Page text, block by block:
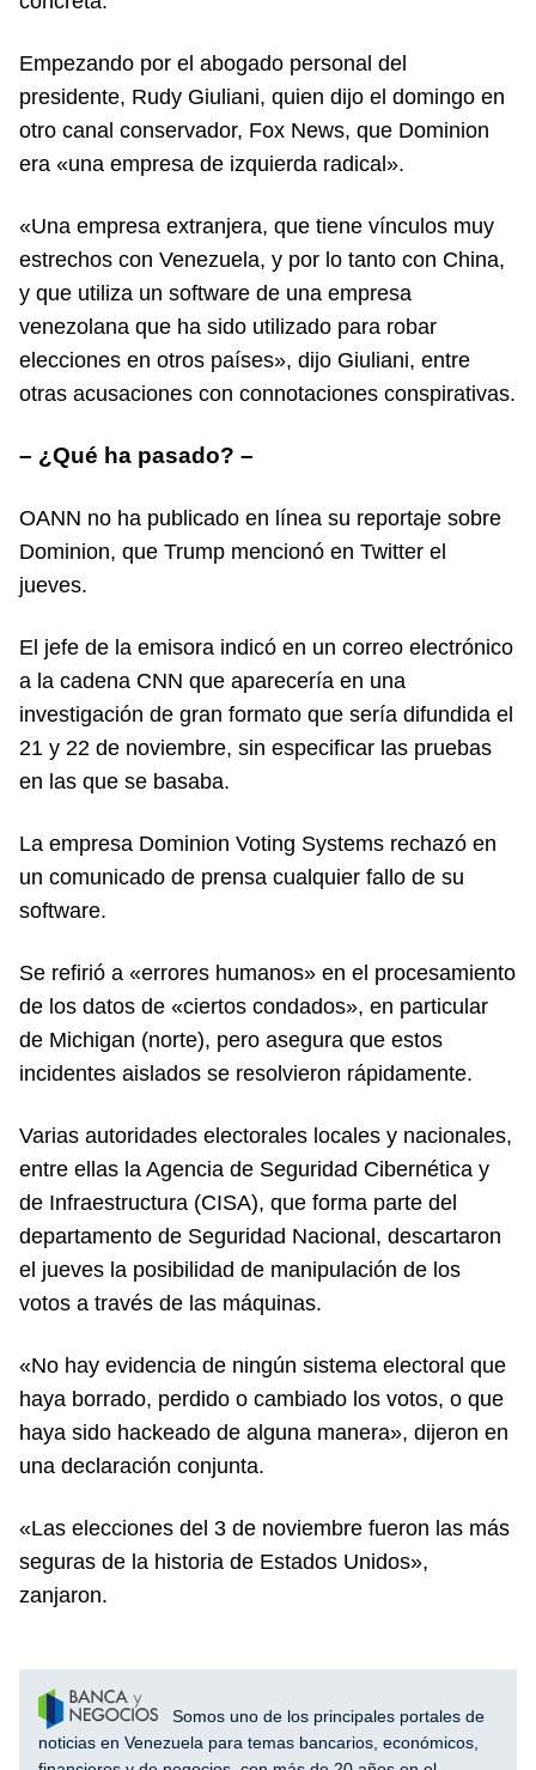
Empezando por el abogado personal del
presidente, Rudy Giuliani, quien dijo el domingo en
otro canal conservador, Fox News, que Dominion
era «una empresa de izquierda radical».
«Una empresa extranjera, que tiene vínculos muy
estrechos con Venezuela, y por lo tanto con China,
y que utiliza un software de una empresa
venezolana que ha sido utilizado para robar
elecciones en otros países», dijo Giuliani, entre
otras acusaciones con connotaciones conspirativas.
– ¿Qué ha pasado? –
OANN no ha publicado en línea su reportaje sobre
Dominion, que Trump mencionó en Twitter el
jueves.
El jefe de la emisora indicó en un correo electrónico
a la cadena CNN que aparecería en una
investigación de gran formato que sería difundida el
21 y 22 de noviembre, sin especificar las pruebas
en las que se basaba.
La empresa Dominion Voting Systems rechazó en
un comunicado de prensa cualquier fallo de su
software.
Se refirió a «errores humanos» en el procesamiento
de los datos de «ciertos condados», en particular
de Michigan (norte), pero asegura que estos
incidentes aislados se resolvieron rápidamente.
Varias autoridades electorales locales y nacionales,
entre ellas la Agencia de Seguridad Cibernética y
de Infraestructura (CISA), que forma parte del
departamento de Seguridad Nacional, descartaron
el jueves la posibilidad de manipulación de los
votos a través de las máquinas.
«No hay evidencia de ningún sistema electoral que
haya borrado, perdido o cambiado los votos, o que
haya sido hackeado de alguna manera», dijeron en
una declaración conjunta.
«Las elecciones del 3 de noviembre fueron las más
seguras de la historia de Estados Unidos»,
zanjaron.
Somos uno de los principales portales de
noticias en Venezuela para temas bancarios, económicos,